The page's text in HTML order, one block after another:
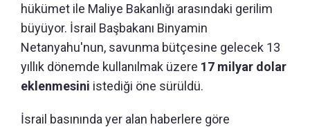
hükümet ile Maliye Bakanlığı arasındaki gerilim
büyüyor. İsrail Başbakanı Binyamin
Netanyahu'nun, savunma bütçesine gelecek 13
yıllık dönemde kullanılmak üzere 17 milyar dolar
eklenmesini istediği öne sürüldü.
İsrail basınında yer alan haberlere göre